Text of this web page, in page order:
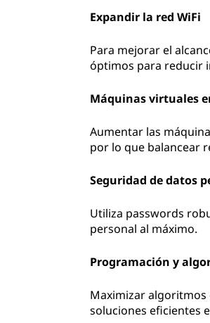
Expandir la red WiFi
Para mejorar el
óptimos para reducir
Máquinas virtuales
Aumentar las
por lo que balancear
Seguridad de datos
Utiliza passwords
personal al máximo.
Programación y
Maximizar algoritmos
soluciones eficientes